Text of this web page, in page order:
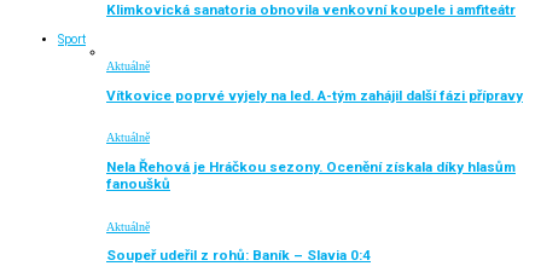
Klimkovická sanatoria obnovila venkovní koupele i amfiteátr
Sport
Aktuálně
Vítkovice poprvé vyjely na led. A-tým zahájil další fázi přípravy
Aktuálně
Nela Řehová je Hráčkou sezony. Ocenění získala díky hlasům
fanoušků
Aktuálně
Soupeř udeřil z rohů: Baník – Slavia 0:4